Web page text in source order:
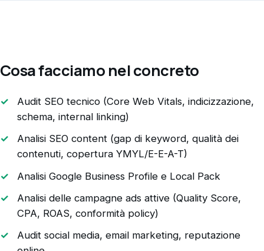
Cosa facciamo nel concreto
Audit SEO tecnico (Core Web Vitals, indicizzazione,
schema, internal linking)
Analisi SEO content (gap di keyword, qualità dei
contenuti, copertura YMYL/E-E-A-T)
Analisi Google Business Profile e Local Pack
Analisi delle campagne ads attive (Quality Score,
CPA, ROAS, conformità policy)
Audit social media, email marketing, reputazione